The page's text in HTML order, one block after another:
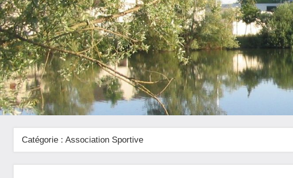
Catégorie : Association Sportive